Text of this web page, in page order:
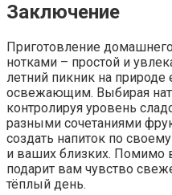
Заключение
Приготовление
нотками – простой и
летний пикник на
освежающим. Выбирая
контролируя уровень
разными сочетаниями
создать напиток по
и ваших близких. Помимо
подарит вам чувство
тёплый день.